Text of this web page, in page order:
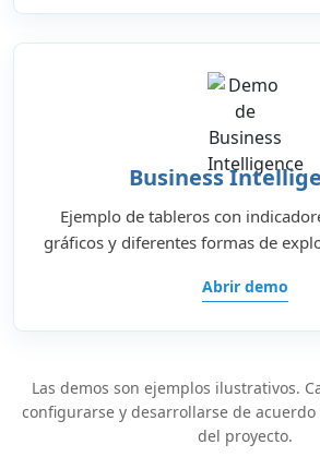
Business
Ejemplo de tableros con
gráficos y diferentes formas de
Abrir demo
Las demos son ejemplos ilustrativos.
configurarse y desarrollarse de acuerdo
del proyecto.